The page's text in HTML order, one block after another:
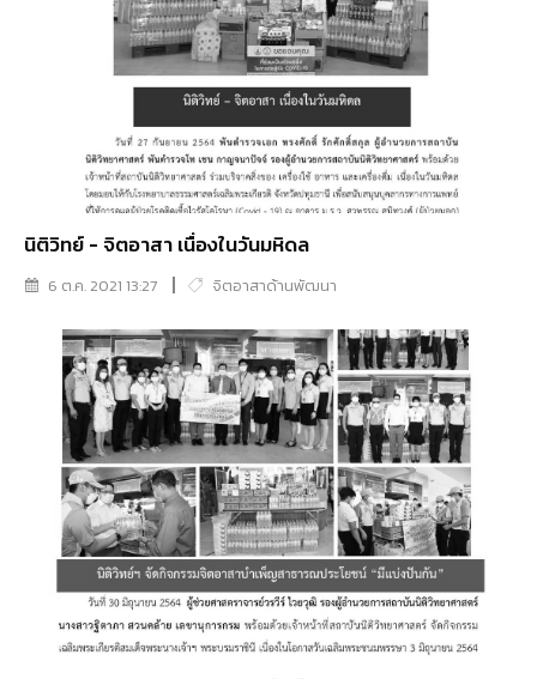
นิติวิทย์ - จิตอาสา เนื่องในวันมหิดล
6 ต.ค. 2021 13:27 จิตอาสาด้านพัฒนา